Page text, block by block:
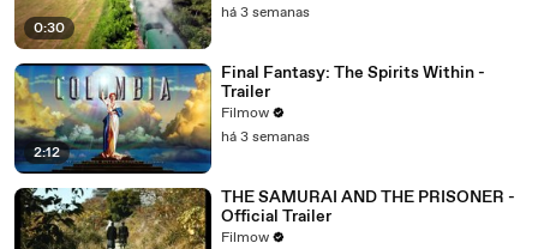
0:30
há 3 semanas
2:12
Final Fantasy: The Spirits Within -
Trailer
Filmow
há 3 semanas
THE SAMURAI AND THE PRISONER -
Official Trailer
Filmow